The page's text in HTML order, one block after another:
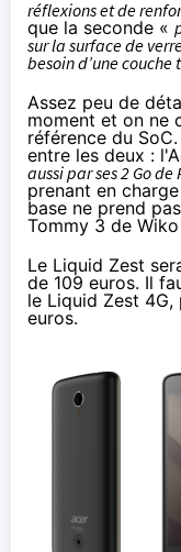
réflexions et de
que la seconde «
sur la surface de
besoin d’une
Assez peu de
moment et on ne
référence du
entre les deux :
aussi par ses 2 Go de
prenant en
base ne prend
Tommy 3 de
Le Liquid Zest
de 109 euros. Il
le Liquid Zest 4G,
euros.